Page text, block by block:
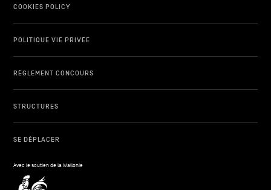
COOKIES POLICY
POLITIQUE VIE PRIVÉE
RÈGLEMENT CONCOURS
STRUCTURES
SE DÉPLACER
Avec le soutien de la Wallonie